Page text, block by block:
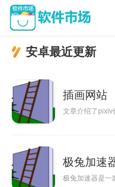
安卓最近更新
插画网站
文章介绍了pixiv
极兔加速
极兔加速器是一